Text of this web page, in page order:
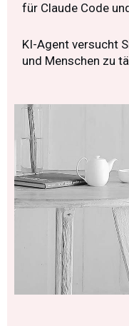
für Claude Code
KI-Agent versucht
und Menschen zu